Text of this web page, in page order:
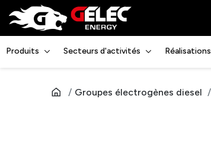
Produits Secteurs d'activités Réalisations
Groupes électrogènes diesel